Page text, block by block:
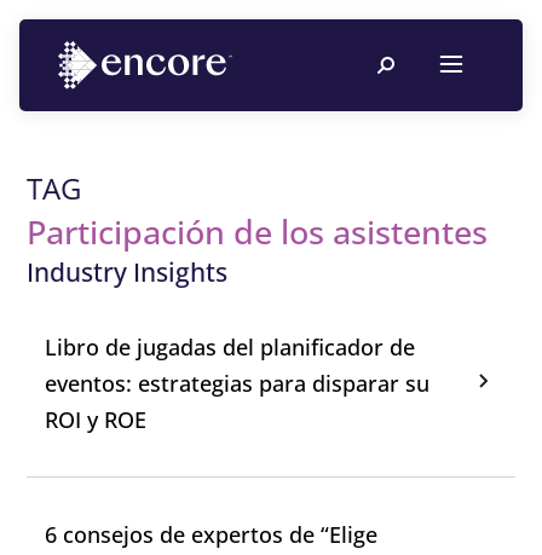
TAG
Participación de los asistentes
Industry Insights
Libro de jugadas del planificador de
eventos: estrategias para disparar su
ROI y ROE
6 consejos de expertos de “Elige